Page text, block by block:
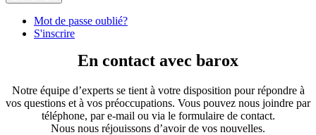
Mot de passe oublié?
S'inscrire
En contact avec barox
Notre équipe d’experts se tient à votre disposition pour répondre à
vos questions et à vos préoccupations. Vous pouvez nous joindre par
téléphone, par e-mail ou via le formulaire de contact.
Nous nous réjouissons d’avoir de vos nouvelles.